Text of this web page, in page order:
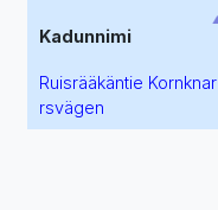
Kadunnimi
Ruisrääkäntie Kornknar
rsvägen